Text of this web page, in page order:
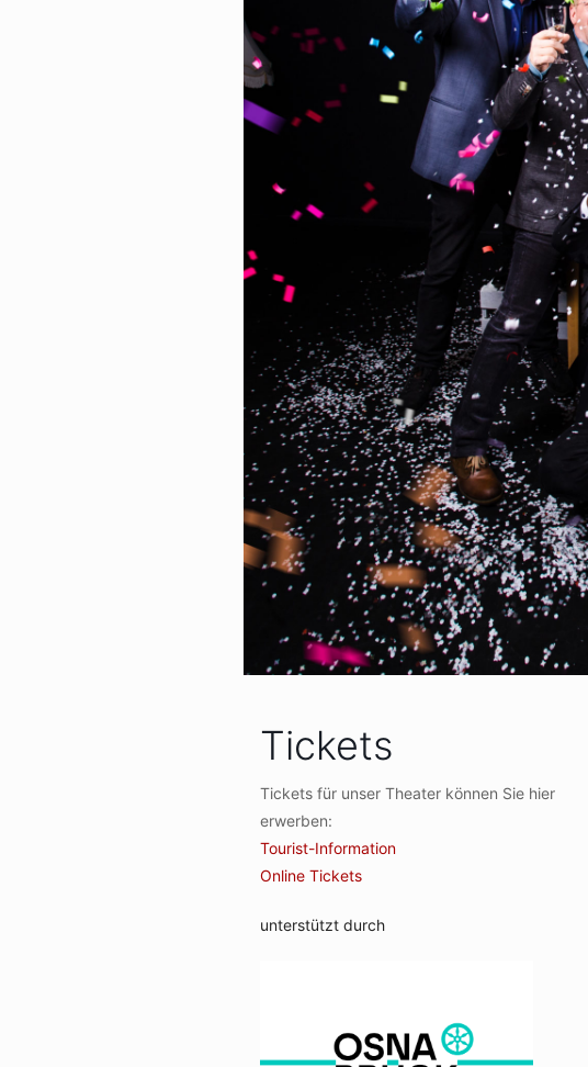
Tickets
Tickets für unser Theater können Sie hier
erwerben:
Tourist-Information
Online Tickets
unterstützt durch